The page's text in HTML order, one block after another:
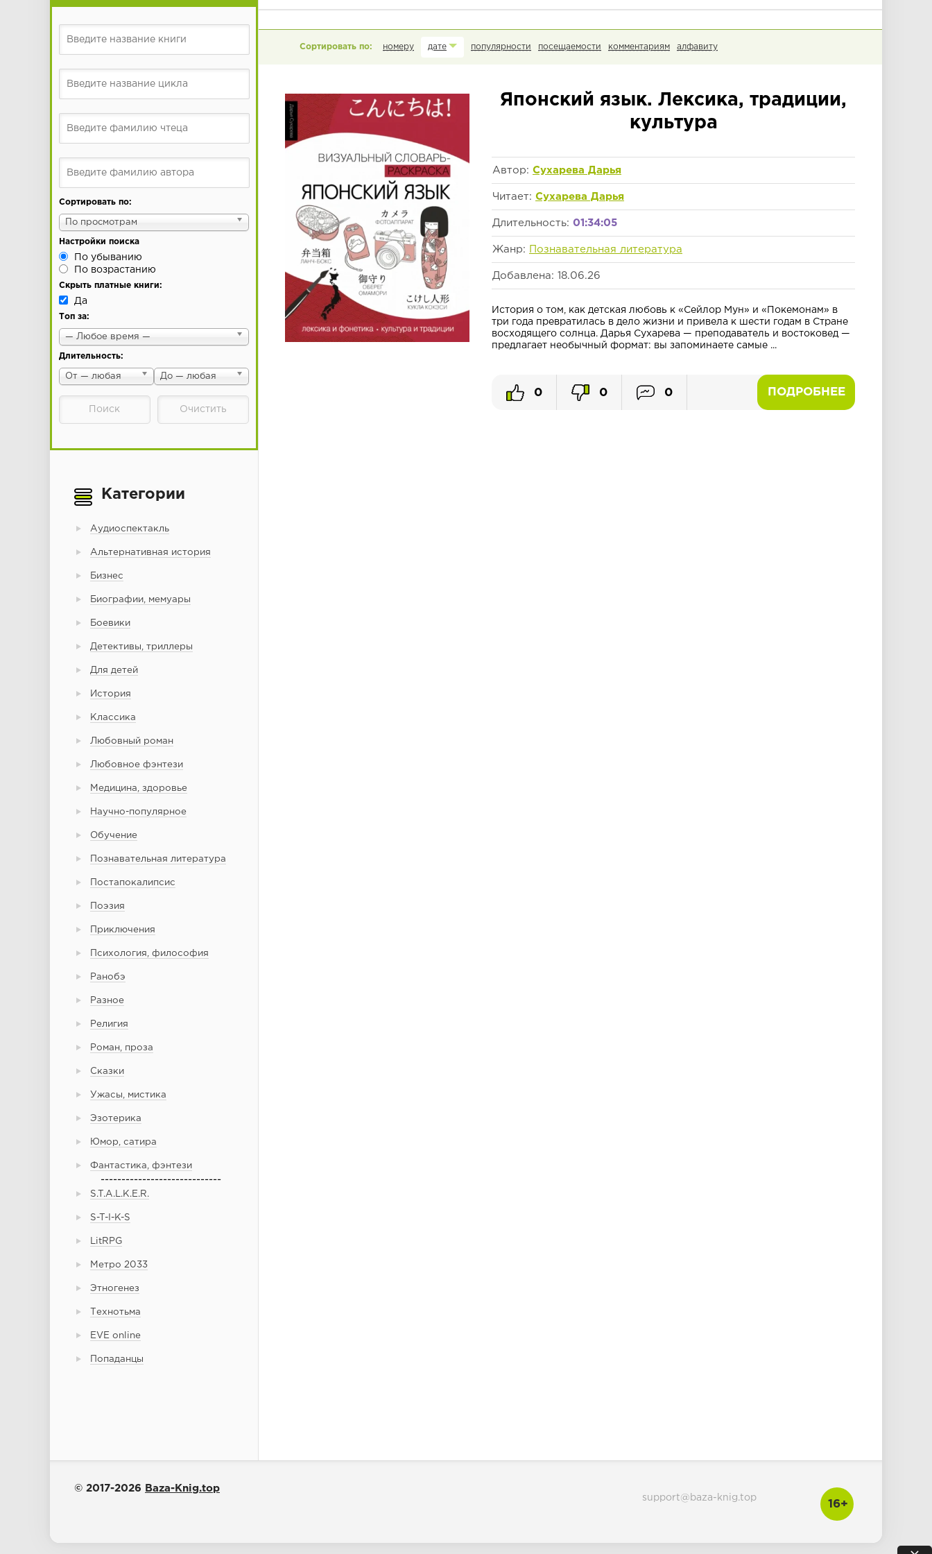
Сортировать по:
По просмотрам
Настройки поиска
По убыванию
По возрастанию
Скрыть платные книги:
Да
Топ за:
— Любое время —
Длительность:
От — любая До — любая
Категории
Аудиоспектакль
Альтернативная история
Бизнес
Биографии, мемуары
Боевики
Детективы, триллеры
Для детей
История
Классика
Любовный роман
Любовное фэнтези
Медицина, здоровье
Научно-популярное
Обучение
Познавательная литература
Постапокалипсис
Поэзия
Приключения
Психология, философия
Ранобэ
Разное
Религия
Роман, проза
Сказки
Ужасы, мистика
Эзотерика
Юмор, сатира
Фантастика, фэнтези
-----------------------------
S.T.A.L.K.E.R.
S-T-I-K-S
LitRPG
Метро 2033
Этногенез
Технотьма
EVE online
Попаданцы
номеру дате популярности посещаемости комментариям алфавиту
Японский язык. Лексика, традиции,
культура
Автор: Сухарева Дарья
Читает: Сухарева Дарья
Длительность: 01:34:05
Жанр: Познавательная литература
Добавлена: 18.06.26
История о том, как детская любовь к «Сейлор Мун» и «Покемонам» в
три года превратилась в дело жизни и привела к шести годам в Стране
восходящего солнца. Дарья Сухарева — преподаватель и востоковед —
предлагает необычный формат: вы запоминаете самые ...
ПОДРОБНЕЕ
0 0 0
© 2017-2026 Baza-Knig.top
16+
support@baza-knig.top